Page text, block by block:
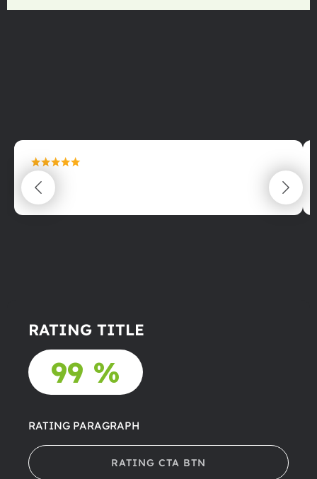
maximální spokojenost
22.06.2025
RATING TITLE
99 %
RATING PARAGRAPH
RATING CTA BTN